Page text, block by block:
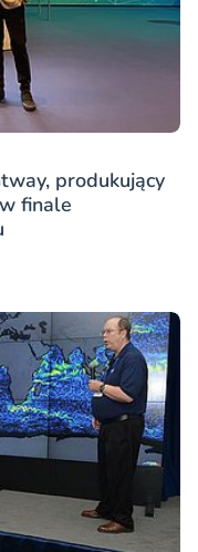
produkujący
finale